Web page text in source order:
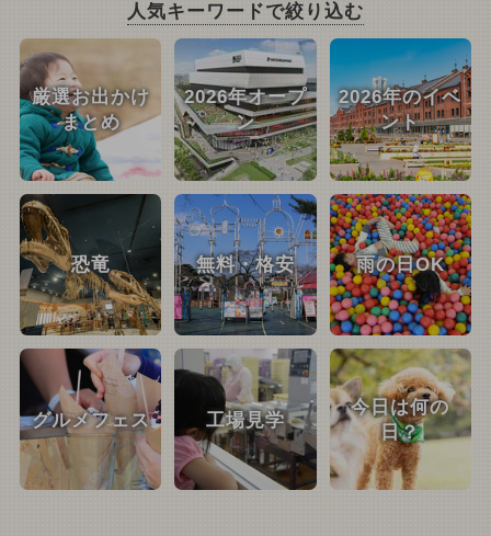
人気キーワードで絞り込む
厳選お出かけ
まとめ
2026年オープ
ン
2026年のイベ
ント
恐竜 無料・格安 雨の日OK
グルメフェス 工場見学
今日は何の
日？